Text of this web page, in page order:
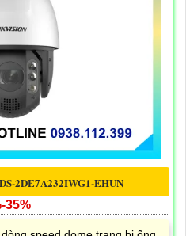
2DE7A232IWG1-EHUN
35%